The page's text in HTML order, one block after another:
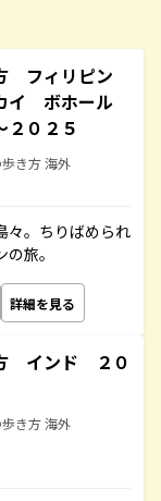
フィリピン
イ ボホール
０２５
き方 海外
々。ちりばめられ
旅。
詳細を見る
インド ２０
き方 海外